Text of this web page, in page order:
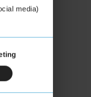
media)